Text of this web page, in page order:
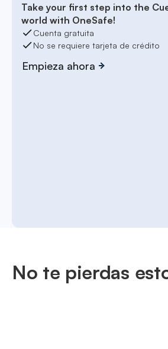
Take your first step into the
world with OneSafe!
Cuenta gratuita
No se requiere tarjeta de crédito
Empieza ahora
No te pierdas